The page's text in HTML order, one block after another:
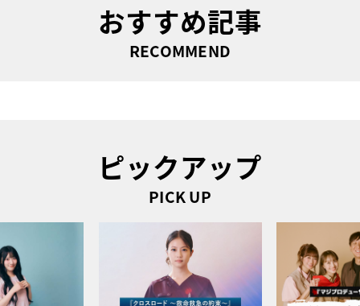
おすすめ記事
RECOMMEND
ピックアップ
PICK UP